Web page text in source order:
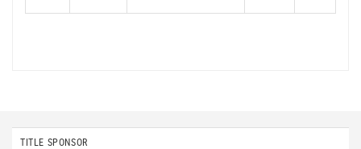
TITLE SPONSOR